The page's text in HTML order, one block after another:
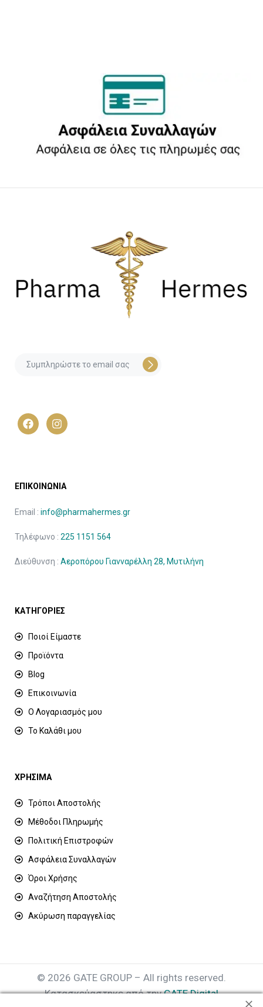
ΕΠΙΚΟΙΝΩΝΙΑ
Email : info@pharmahermes.gr
Τηλέφωνο : 225 1151 564
Διεύθυνση : Αεροπόρου Γιανναρέλλη 28, Μυτιλήνη
ΚΑΤΗΓΟΡΙΕΣ
Ποιοί Είμαστε
Προϊόντα
Blog
Επικοινωνία
Ο Λογαριασμός μου
Το Καλάθι μου
ΧΡΗΣΙΜΑ
Τρόποι Αποστολής
Μέθοδοι Πληρωμής
Πολιτική Επιστροφών
Ασφάλεια Συναλλαγών
Όροι Χρήσης
Αναζήτηση Αποστολής
Ακύρωση παραγγελίας
© 2026 GATE GROUP – All rights reserved.
Κατασκεύαστηκε από τηνGATE Digital